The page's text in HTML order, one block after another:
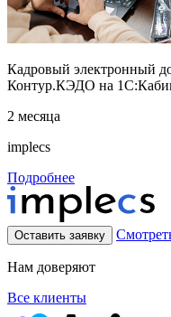
Кадровый электронный
Контур.КЭДО на
2 месяца
implecs
Подробнее
Оставить заявку
Нам доверяют
Все клиенты